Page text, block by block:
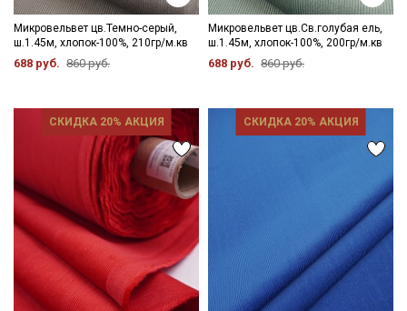
Микровельвет цв.Темно-серый,
ш.1.45м, хлопок-100%, 210гр/м.кв
688 руб. 860 руб.
Микровельвет цв.Св.голубая ель,
ш.1.45м, хлопок-100%, 200гр/м.кв
688 руб. 860 руб.
СКИДКА 20% АКЦИЯ СКИДКА 20% АКЦИЯ
Секретная рассылка от Купава
Мы публикуем здесь дополнительные
промокоды и скидки до 30% на узкие
категории тканей